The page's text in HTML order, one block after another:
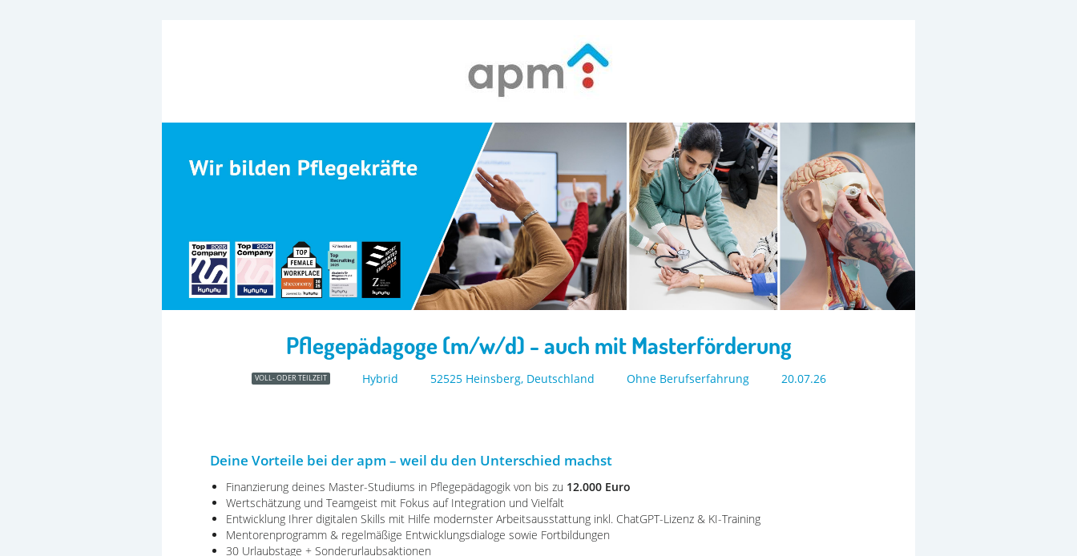
Pflegepädagoge (m/w/d) - auch mit Masterförderung
VOLL- ODER TEILZEIT Hybrid 52525 Heinsberg, Deutschland Ohne Berufserfahrung 20.07.26
Deine Vorteile bei der apm – weil du den Unterschied machst
Finanzierung deines Master-Studiums in Pflegepädagogik von bis zu 12.000 Euro
Wertschätzung und Teamgeist mit Fokus auf Integration und Vielfalt
Entwicklung Ihrer digitalen Skills mit Hilfe modernster Arbeitsausstattung inkl. ChatGPT-Lizenz & KI-Training
Mentorenprogramm & regelmäßige Entwicklungsdialoge sowie Fortbildungen
30 Urlaubstage + Sonderurlaubsaktionen